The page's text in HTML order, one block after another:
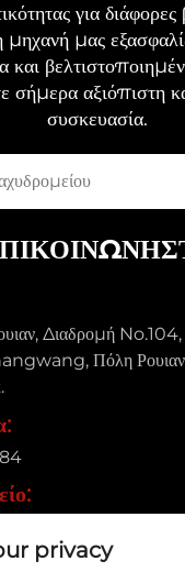
για
μας
και
σήμερα αξιόπιστη
συσκευασία.
Διαδρομή
Πόλη
privacy